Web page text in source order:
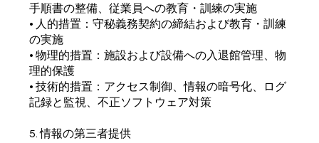
手順書の整備、従業員への教育・訓練の実施
• 人的措置：守秘義務契約の締結および教育・訓練
の実施
• 物理的措置：施設および設備への入退館管理、物
理的保護
• 技術的措置：アクセス制御、情報の暗号化、ログ
記録と監視、不正ソフトウェア対策
5. 情報の第三者提供